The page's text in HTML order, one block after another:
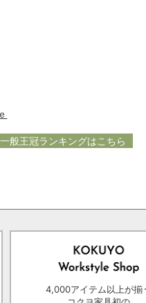
一般王冠ランキングはこちら
4,000アイテム以上が揃